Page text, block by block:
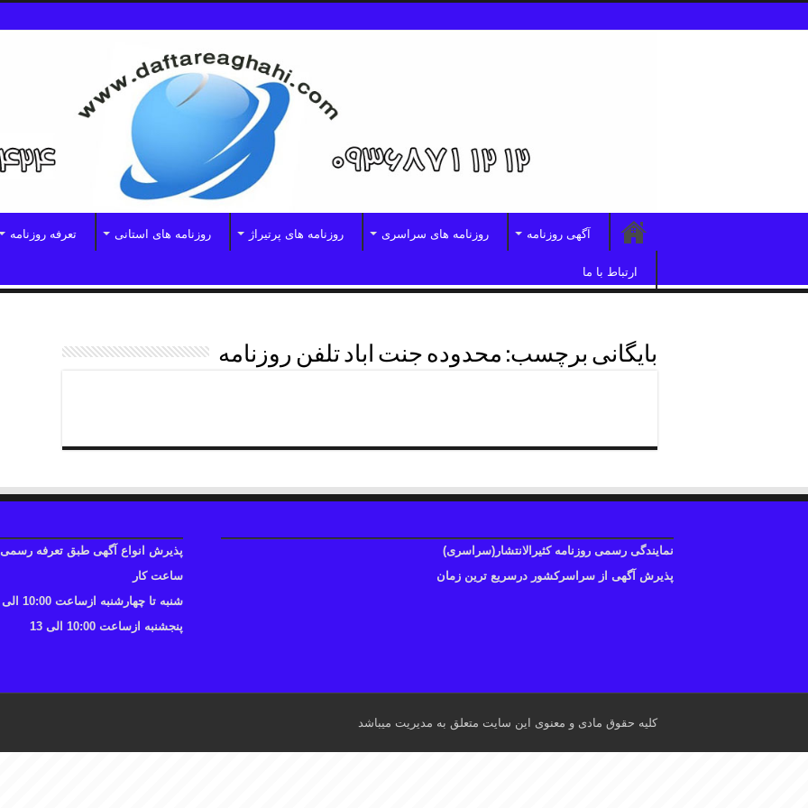
آگهی روزنامه روزنامه های سراسری روزنامه های پرتیراژ روزنامه های استانی تعرفه روزنامه
ارتباط با ما
بایگانی برچسب: محدوده جنت اباد تلفن روزنامه
نمایندگی رسمی روزنامه کثیرالانتشار(سراسری)
پذیرش آگهی از سراسرکشور درسریع ترین زمان
پذیرش انواع آگهی طبق تعرفه رسمی
ساعت کار
شنبه تا چهارشنبه ازساعت 10:00 الی 17
پنجشنبه ازساعت 10:00 الی 13
کلیه حقوق مادی و معنوی این سایت متعلق به مدیریت میباشد